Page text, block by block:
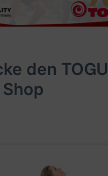
den TOGU